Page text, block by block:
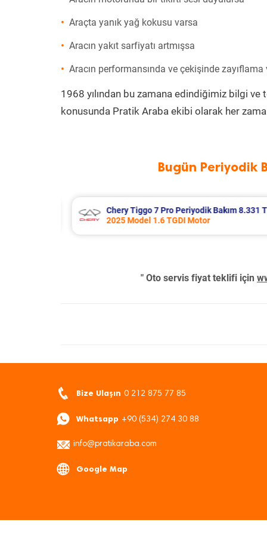
Araçta yanık yağ kokusu varsa
Aracın yakıt sarfiyatı artmışsa
Aracın performansında ve çekişinde zayıflama
1968 yılından bu zamana edindiğimiz bilgi ve
konusunda Pratik Araba ekibi olarak her zaman
Bugün Periyodik
Bmw 3 Serisi Periyodik Bakım
2012 Model 328i Motor
" Oto servis fiyat teklifi için
Bize Ulaşın 0 212 875 77 85
Whatsapp +90 (534) 274 30 88
info@pratikaraba.com
Google Map